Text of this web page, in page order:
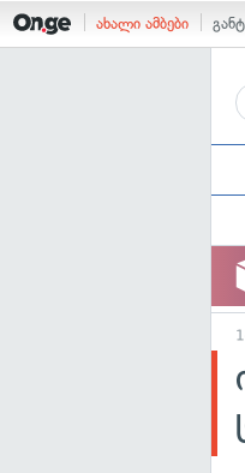
ახალი ამბები